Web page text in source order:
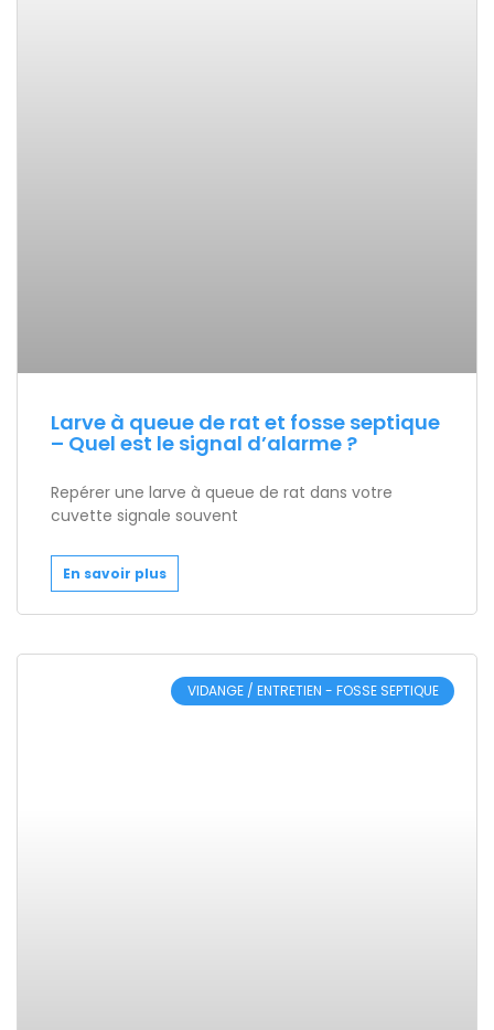
Larve à queue de rat et fosse septique
– Quel est le signal d’alarme ?
Repérer une larve à queue de rat dans votre
cuvette signale souvent
En savoir plus
VIDANGE / ENTRETIEN - FOSSE SEPTIQUE